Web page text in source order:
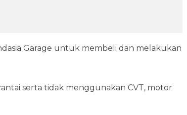
Garage untuk membeli dan melakukan
serta tidak menggunakan CVT, motor